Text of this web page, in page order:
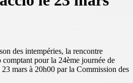
des intempéries, la rencontre
pour la 24ème journée de
mars à 20h00 par la Commission des